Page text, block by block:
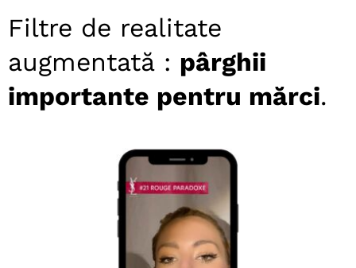
Filtre de realitate
augmentată : pârghii
importante pentru mărci.